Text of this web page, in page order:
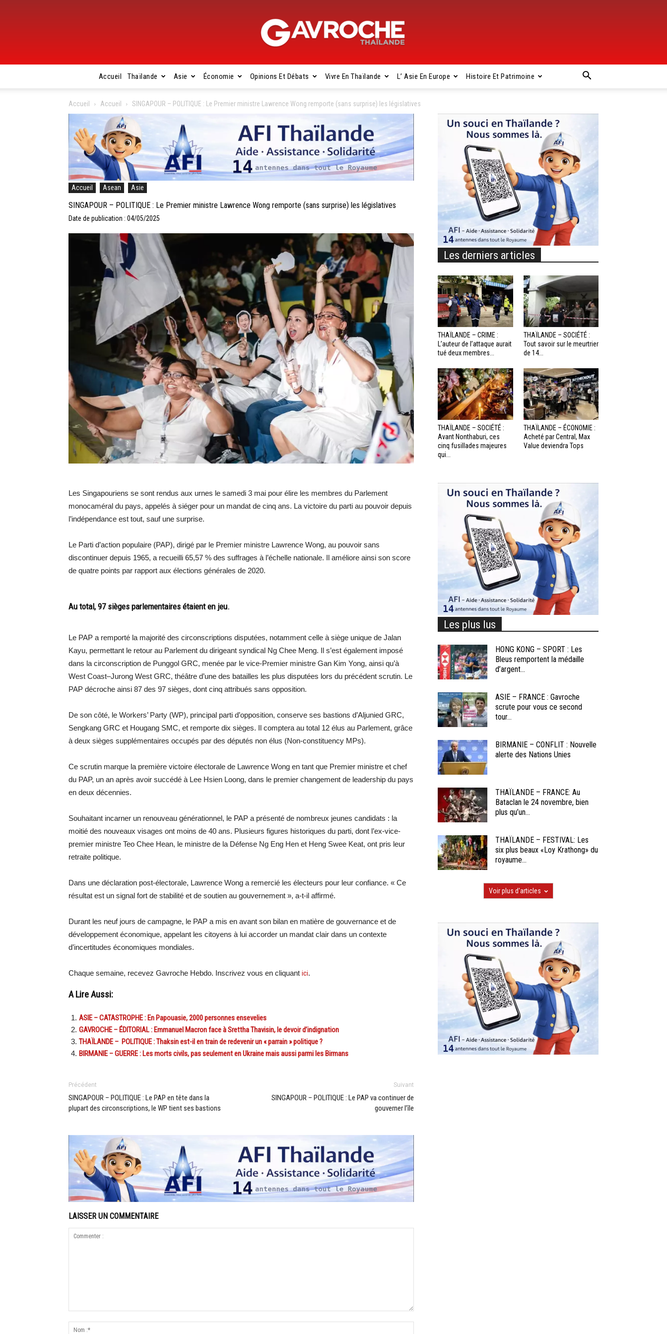
Gavroche
Thaïlande
Accueil Thaïlande Asie Économie Opinions Et Débats Vivre En Thaïlande L’ Asie En Europe Histoire Et Patrimoine
Accueil Accueil SINGAPOUR – POLITIQUE : Le Premier ministre Lawrence Wong remporte (sans surprise) les législatives
Accueil Asean Asie
SINGAPOUR – POLITIQUE : Le Premier ministre Lawrence Wong remporte (sans surprise) les législatives
Date de publication : 04/05/2025
Les Singapouriens se sont rendus aux urnes le samedi 3 mai pour élire les membres du Parlement
monocaméral du pays, appelés à siéger pour un mandat de cinq ans. La victoire du parti au pouvoir depuis
l’indépendance est tout, sauf une surprise.
Le Parti d’action populaire (PAP), dirigé par le Premier ministre Lawrence Wong, au pouvoir sans
discontinuer depuis 1965, a recueilli 65,57 % des suffrages à l’échelle nationale. Il améliore ainsi son score
de quatre points par rapport aux élections générales de 2020.
Au total, 97 sièges parlementaires étaient en jeu.
Le PAP a remporté la majorité des circonscriptions disputées, notamment celle à siège unique de Jalan
Kayu, permettant le retour au Parlement du dirigeant syndical Ng Chee Meng. Il s’est également imposé
dans la circonscription de Punggol GRC, menée par le vice-Premier ministre Gan Kim Yong, ainsi qu’à
West Coast–Jurong West GRC, théâtre d’une des batailles les plus disputées lors du précédent scrutin. Le
PAP décroche ainsi 87 des 97 sièges, dont cinq attribués sans opposition.
De son côté, le Workers’ Party (WP), principal parti d’opposition, conserve ses bastions d’Aljunied GRC,
Sengkang GRC et Hougang SMC, et remporte dix sièges. Il comptera au total 12 élus au Parlement, grâce
à deux sièges supplémentaires occupés par des députés non élus (Non-constituency MPs).
Ce scrutin marque la première victoire électorale de Lawrence Wong en tant que Premier ministre et chef
du PAP, un an après avoir succédé à Lee Hsien Loong, dans le premier changement de leadership du pays
en deux décennies.
Souhaitant incarner un renouveau générationnel, le PAP a présenté de nombreux jeunes candidats : la
moitié des nouveaux visages ont moins de 40 ans. Plusieurs figures historiques du parti, dont l’ex-vice-
premier ministre Teo Chee Hean, le ministre de la Défense Ng Eng Hen et Heng Swee Keat, ont pris leur
retraite politique.
Dans une déclaration post-électorale, Lawrence Wong a remercié les électeurs pour leur confiance. « Ce
résultat est un signal fort de stabilité et de soutien au gouvernement », a-t-il affirmé.
Durant les neuf jours de campagne, le PAP a mis en avant son bilan en matière de gouvernance et de
développement économique, appelant les citoyens à lui accorder un mandat clair dans un contexte
d’incertitudes économiques mondiales.
Chaque semaine, recevez Gavroche Hebdo. Inscrivez vous en cliquant ici.
A Lire Aussi:
ASIE – CATASTROPHE : En Papouasie, 2000 personnes ensevelies
GAVROCHE – ÉDITORIAL : Emmanuel Macron face à Srettha Thavisin, le devoir d’indignation
THAÏLANDE – POLITIQUE : Thaksin est-il en train de redevenir un « parrain » politique ?
BIRMANIE – GUERRE : Les morts civils, pas seulement en Ukraine mais aussi parmi les Birmans
Précédent
SINGAPOUR – POLITIQUE : Le PAP en tête dans la
plupart des circonscriptions, le WP tient ses bastions
Suivant
SINGAPOUR – POLITIQUE : Le PAP va continuer de
gouverner l’île
LAISSER UN COMMENTAIRE
Les derniers articles
THAÏLANDE – CRIME :
L’auteur de l’attaque aurait
tué deux membres...
THAÏLANDE – SOCIÉTÉ :
Tout savoir sur le meurtrier
de 14...
THAÏLANDE – SOCIÉTÉ :
Avant Nonthaburi, ces
cinq fusillades majeures
qui...
THAÏLANDE – ÉCONOMIE :
Acheté par Central, Max
Value deviendra Tops
Les plus lus
HONG KONG – SPORT : Les
Bleus remportent la médaille
d’argent...
ASIE – FRANCE : Gavroche
scrute pour vous ce second
tour...
BIRMANIE – CONFLIT : Nouvelle
alerte des Nations Unies
THAÏLANDE – FRANCE: Au
Bataclan le 24 novembre, bien
plus qu’un...
THAÏLANDE – FESTIVAL: Les
six plus beaux «Loy Krathong» du
royaume...
Voir plus d'articles